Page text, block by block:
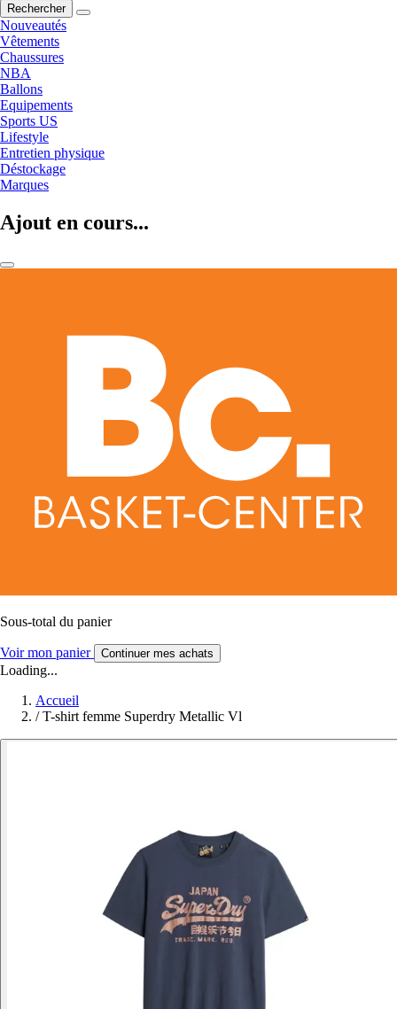
Rechercher
Nouveautés
Vêtements
Chaussures
NBA
Ballons
Equipements
Sports US
Lifestyle
Entretien physique
Déstockage
Marques
Ajout en cours...
Sous-total du panier
Voir mon panier Continuer mes achats
Loading...
Accueil
/ T-shirt femme Superdry Metallic Vl